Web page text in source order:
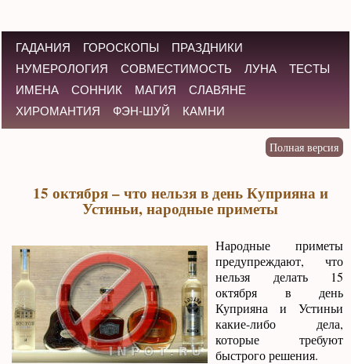
ГАДАНИЯ ГОРОСКОПЫ
ПРАЗДНИКИ
НУМЕРОЛОГИЯ
СОВМЕСТИМОСТЬ ЛУНА
ТЕСТЫ
ИМЕНА
СОННИК МАГИЯ
СЛАВЯНЕ
ХИРОМАНТИЯ
ФЭН-ШУЙ КАМНИ
15 октября – что нельзя в день Куприяна и
Устиньи, народные приметы
Народные приметы
предупреждают, что
нельзя делать 15
октября в день
Куприяна и Устиньи
какие-либо дела,
которые требуют
быстрого решения.